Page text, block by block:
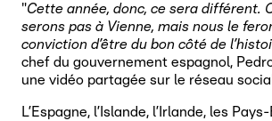
"Cette année, donc, ce sera différent.
serons pas à Vienne, mais nous le
conviction d’être du bon côté de
chef du gouvernement espagnol,
une vidéo partagée sur le réseau
L’Espagne, l’Islande, l’Irlande, les